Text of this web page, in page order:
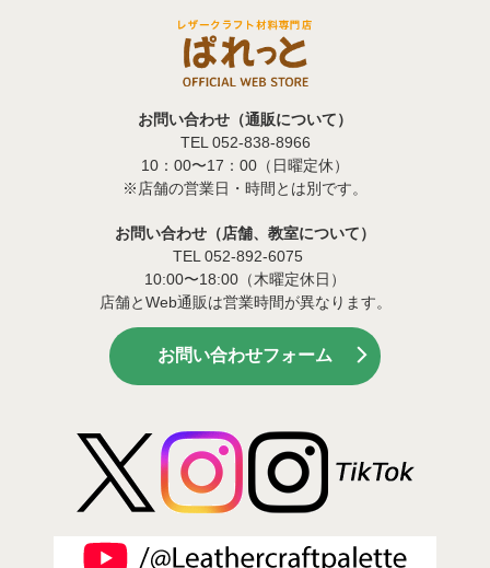
お問い合わせ（通販について）
TEL 052-838-8966
10：00〜17：00（日曜定休）
※店舗の営業日・時間とは別です。
お問い合わせ（店舗、教室について）
TEL 052-892-6075
10:00〜18:00（木曜定休日）
店舗とWeb通販は営業時間が異なります。
お問い合わせフォーム